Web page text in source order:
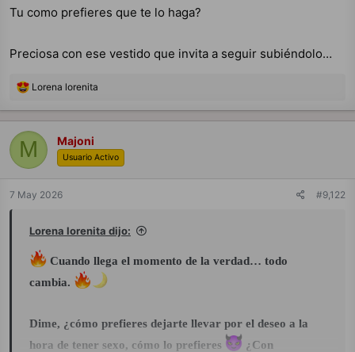
Tu como prefieres que te lo haga?
Preciosa con ese vestido que invita a seguir subiéndolo…
R
a
c
i
s
Lorena lorenita
M Majoni
Usuario Activo
7 May 2026 #9,122
Lorena lorenita dijo:
Cuando llega el momento de la verdad… todo
cambia.
Dime, ¿cómo prefieres dejarte llevar por el deseo a la
hora de tener sexo, cómo lo prefieres
¿Con